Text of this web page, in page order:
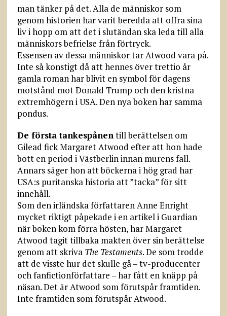
man tänker på det. Alla de människor som
genom historien har varit beredda att offra sina
liv i hopp om att det i slutändan ska leda till alla
människors befrielse från förtryck.
Essensen av dessa människor tar Atwood vara på.
Inte så konstigt då att hennes över trettio år
gamla roman har blivit en symbol för dagens
motstånd mot Donald Trump och den kristna
extremhögern i USA. Den nya boken har samma
pondus.
De första tankespånentill berättelsen om
Gilead fick Margaret Atwood efter att hon hade
bott en period i Västberlin innan murens fall.
Annars säger hon att böckerna i hög grad har
USA:s puritanska historia att ”tacka” för sitt
innehåll.
Som den irländska författaren Anne Enright
mycket riktigt påpekade i en artikel i Guardian
när boken kom förra hösten, har Margaret
Atwood tagit tillbaka makten över sin berättelse
genom att skriva The Testaments. De som trodde
att de visste hur det skulle gå – tv-producenter
och fanfictionförfattare – har fått en knäpp på
näsan. Det är Atwood som förutspår framtiden.
Inte framtiden som förutspår Atwood.